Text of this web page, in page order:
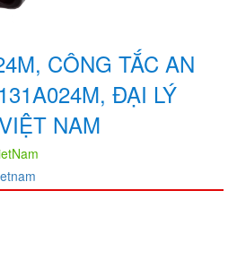
CÔNG TẮC AN
ĐẠI LÝ
NAM